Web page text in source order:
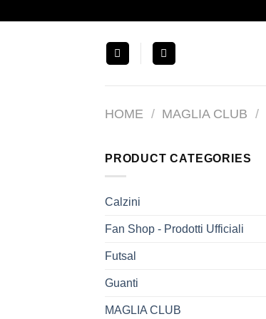
HOME / MAGLIA CLUB /
PRODUCT CATEGORIES
Calzini
Fan Shop - Prodotti Ufficiali
Futsal
Guanti
MAGLIA CLUB